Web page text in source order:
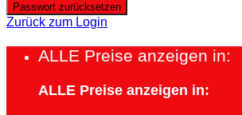
Passwort zurücksetzen
Zurück zum Login
ALLE Preise anzeigen in:
ALLE Preise anzeigen in: